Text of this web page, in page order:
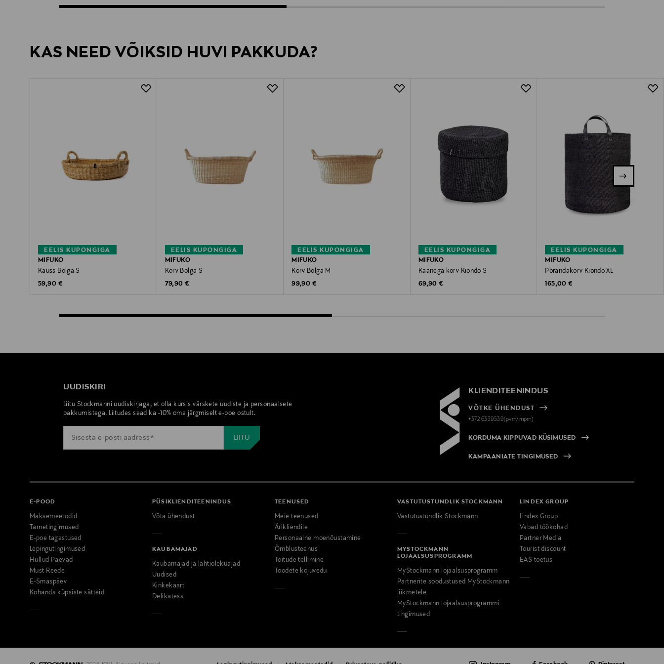
KAS NEED VÕIKSID HUVI PAKKUDA?
EELIS KUPONGIGA
MIFUKO
Kauss Bolga S
Original Price
59,90 €
EELIS KUPONGIGA
MIFUKO
Korv Bolga S
Original Price
79,90 €
EELIS KUPONGIGA
MIFUKO
Korv Bolga M
Original Price
99,90 €
EELIS KUPONGIGA
MIFUKO
Kaanega korv Kiondo S
Original Price
69,90 €
EELIS KUPONGIGA
MIFUKO
Põrandakorv Kiondo XL
Original Price
165,00 €
UUDISKIRI
Liitu Stockmanni uudiskirjaga, et olla kursis värskete uudiste ja personaalsete
pakkumistega. Liitudes saad ka -10% oma järgmiselt e-poe ostult.
KLIENDITEENINDUS
VÕTKE ÜHENDUST
+372 6339539(pvm/mpm)
KORDUMA KIPPUVAD KÜSIMUSED
KAMPAANIATE TINGIMUSED
E-POOD
Maksemeetodid
Tarnetingimused
E-poe tagastused
Lepingutingimused
Hullud Päevad
Must Reede
E-Smaspäev
Kohanda küpsiste sätteid
PÜSIKLIENDITEENINDUS
Võta ühendust
KAUBAMAJAD
Kaubamajad ja lahtiolekuajad
Uudised
Kinkekaart
Delikatess
TEENUSED
Meie teenused
Ärikliendile
Personaalne moenõustamine
Õmblusteenus
Toitude tellimine
Toodete kojuvedu
VASTUTUSTUNDLIK STOCKMANN
Vastutustundlik Stockmann
MYSTOCKMANN
LOJAALSUSPROGRAMM
MyStockmann lojaalsusprogramm
Partnerite soodustused MyStockmann
liikmetele
MyStockmann lojaalsusprogrammi
tingimused
LINDEX GROUP
Lindex Group
Vabad töökohad
Partner Media
Tourist discount
EAS toetus